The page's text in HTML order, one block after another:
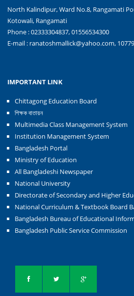
North Kalindipur, Ward No.8, Rangamati
Kotowali, Rangamati
Phone : 02333304837, 01556534300
E-mail : ranatoshmallick@yahoo.com,
IMPORTANT LINK
Chittagong Education Board
শিক্ষক বাতায়ন
Multimedia Class Management System
Institution Management System
Bangladesh Portal
Ministry of Education
All Bangladeshi Newspaper
National University
Directorate of Secondary and Higher
National Curriculum & Textbook Board
Bangladesh Bureau of Educational
Bangladesh Public Service Commission